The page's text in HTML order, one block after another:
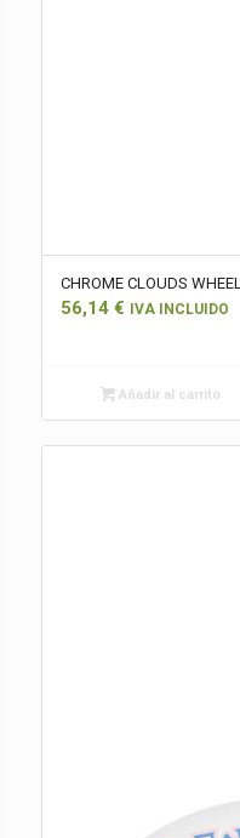
CHROME CLOUDS
56,14 € IVA INCLUIDO
Añadir al carrito